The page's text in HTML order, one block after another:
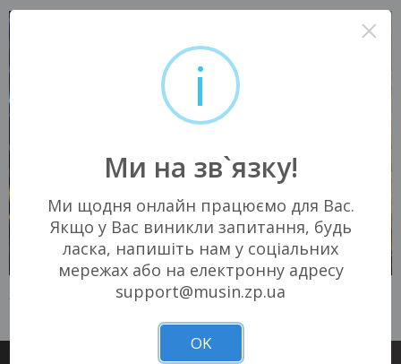
Запоріжжя, 17:00
21 СЕРПНЯ 2026 Запоріжжя, 17:00
27 СЕРПНЯ 2026
i
Ми на зв`язку!
×
Ми щодня онлайн працюємо для Вас.
Якщо у Вас виникли запитання, будь
ласка, напишіть нам у соціальних
мережах або на електронну адресу
support@musin.zp.ua
OK